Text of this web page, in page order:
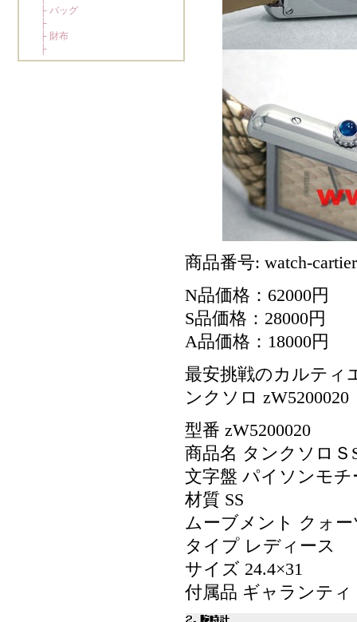
商品番号: watch-
N品価格：62000円
S品価格：28000円
A品価格：18000円
最安挑戦のカルティ
ンクソロ
型番 zW5200020
商品名 タンクソロ
文字盤 パイソンモ
材質 SS
ムーブメント クォー
タイプ レディース
サイズ 24.4×31
付属品 ギャランテ